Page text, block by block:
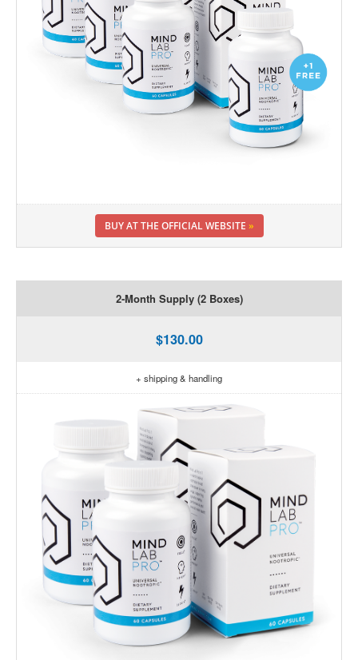
BUY AT THE OFFICIAL WEBSITE »
2-Month Supply (2 Boxes)
$130.00
+ shipping & handling